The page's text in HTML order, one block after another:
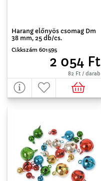
Harang előnyös csomag Dm
38 mm, 25 db/cs.
Cikkszám 601595
2 054 Ft
82 Ft / darab